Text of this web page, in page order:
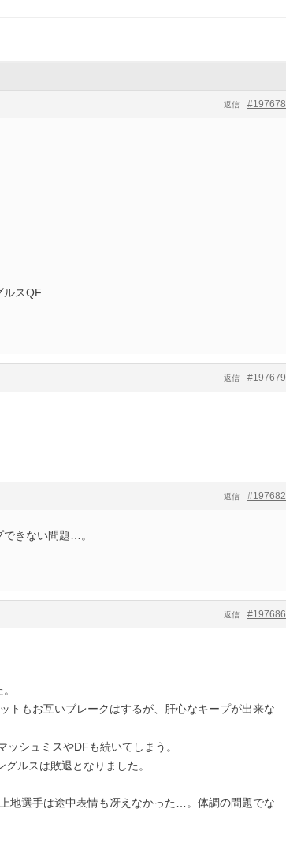
#197678
返信
ルスQF
#197679
返信
#197682
返信
できない問題…。
#197686
返信
トもお互いブレークはするが、肝心なキープが出来な
シュミスやDFも続いてしまう。
ルスは敗退となりました。
地選手は途中表情も冴えなかった…。体調の問題でな